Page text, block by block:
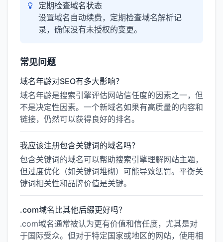
定期检查域名状态
设置域名自动续费，定期检查域名解析记
录，确保没有未授权的变更。
常见问题
域名年龄对SEO有多大影响？
域名年龄是搜索引擎评估网站信任度的因素之一，但
不是决定性因素。一个新域名如果有高质量的内容和
链接，仍然可以获得良好的排名。
我应该注册包含关键词的域名吗？
包含关键词的域名可以帮助搜索引擎理解网站主题，
但过度优化（如关键词堆砌）可能导致惩罚。平衡关
键词相关性和品牌价值是关键。
.com域名比其他后缀更好吗？
.com域名通常被认为更有价值和信任度，尤其是对
于国际受众。但对于特定国家或地区的网站，使用相